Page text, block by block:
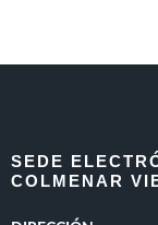
SEDE
COLMENAR